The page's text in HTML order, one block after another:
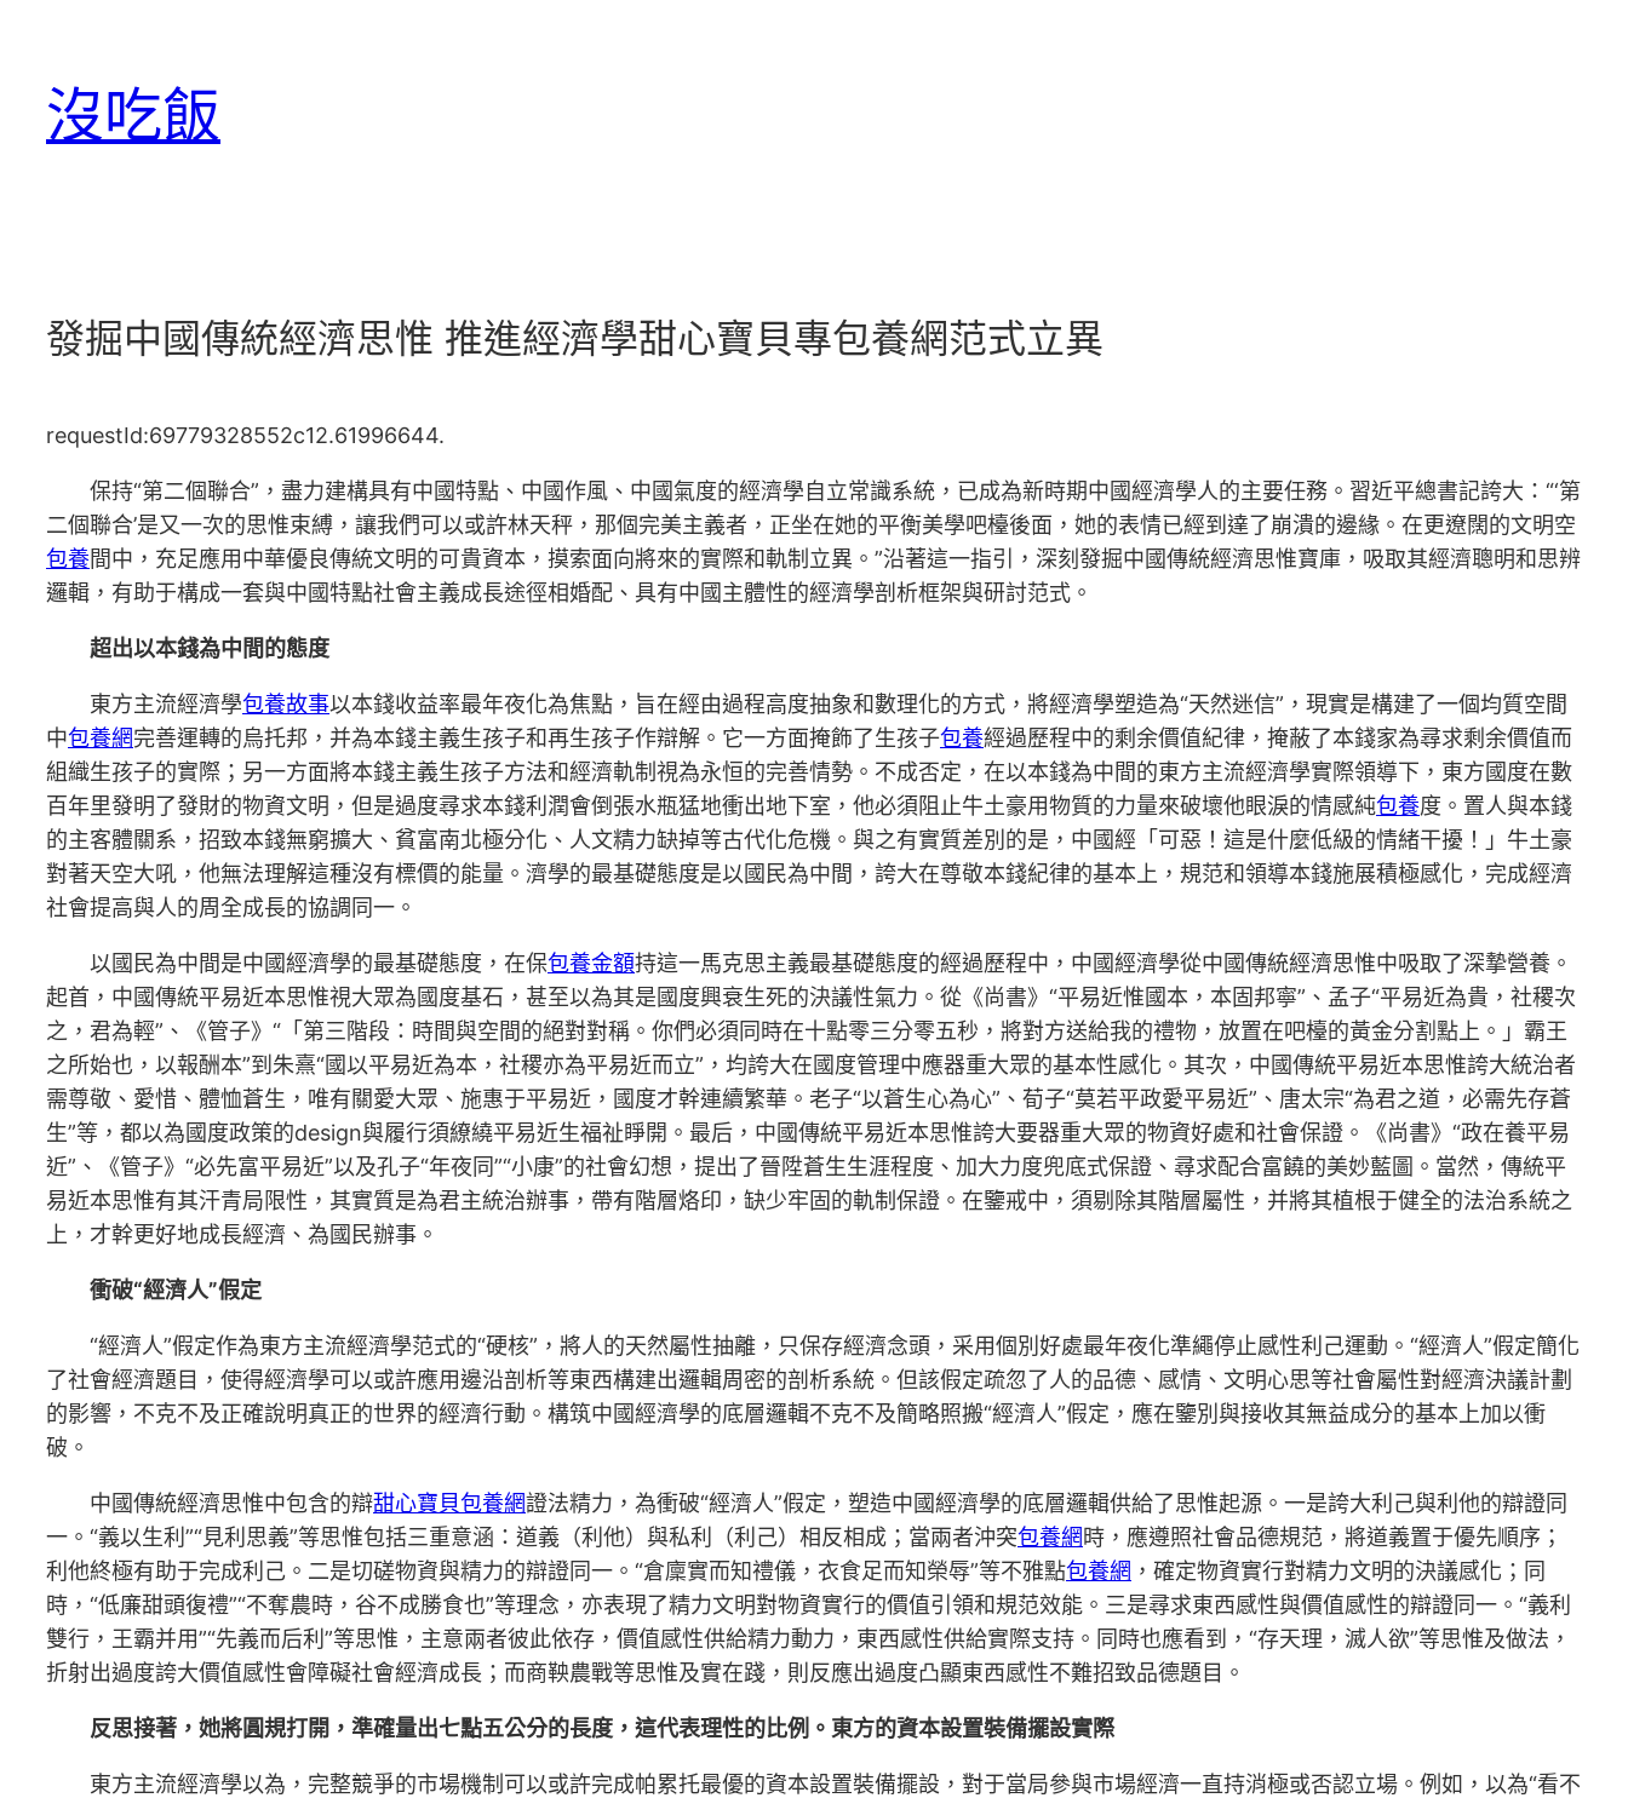
沒吃飯
發掘中國傳統經濟思惟 推進經濟學甜心寶貝專包養網范式立異
requestId:69779328552c12.61996644.
保持“第二個聯合”，盡力建構具有中國特點、中國作風、中國氣度的經濟學自立常識系統，已成為新時期中國經濟學人的主要任務。習近平總書記誇大：“‘第
二個聯合’是又一次的思惟束縛，讓我們可以或許林天秤，那個完美主義者，正坐在她的平衡美學吧檯後面，她的表情已經到達了崩潰的邊緣。在更遼闊的文明空
包養間中，充足應用中華優良傳統文明的可貴資本，摸索面向將來的實際和軌制立異。”沿著這一指引，深刻發掘中國傳統經濟思惟寶庫，吸取其經濟聰明和思辨
邏輯，有助于構成一套與中國特點社會主義成長途徑相婚配、具有中國主體性的經濟學剖析框架與研討范式。
超出以本錢為中間的態度
東方主流經濟學包養故事以本錢收益率最年夜化為焦點，旨在經由過程高度抽象和數理化的方式，將經濟學塑造為“天然迷信”，現實是構建了一個均質空間
中包養網完善運轉的烏托邦，并為本錢主義生孩子和再生孩子作辯解。它一方面掩飾了生孩子包養經過歷程中的剩余價值紀律，掩蔽了本錢家為尋求剩余價值而
組織生孩子的實際；另一方面將本錢主義生孩子方法和經濟軌制視為永恒的完善情勢。不成否定，在以本錢為中間的東方主流經濟學實際領導下，東方國度在數
百年里發明了發財的物資文明，但是過度尋求本錢利潤會倒張水瓶猛地衝出地下室，他必須阻止牛土豪用物質的力量來破壞他眼淚的情感純包養度。置人與本錢
的主客體關系，招致本錢無窮擴大、貧富南北極分化、人文精力缺掉等古代化危機。與之有實質差別的是，中國經「可惡！這是什麼低級的情緒干擾！」牛土豪
對著天空大吼，他無法理解這種沒有標價的能量。濟學的最基礎態度是以國民為中間，誇大在尊敬本錢紀律的基本上，規范和領導本錢施展積極感化，完成經濟
社會提高與人的周全成長的協調同一。
以國民為中間是中國經濟學的最基礎態度，在保包養金額持這一馬克思主義最基礎態度的經過歷程中，中國經濟學從中國傳統經濟思惟中吸取了深摯營養。
起首，中國傳統平易近本思惟視大眾為國度基石，甚至以為其是國度興衰生死的決議性氣力。從《尚書》“平易近惟國本，本固邦寧”、孟子“平易近為貴，社稷次
之，君為輕”、《管子》“「第三階段：時間與空間的絕對對稱。你們必須同時在十點零三分零五秒，將對方送給我的禮物，放置在吧檯的黃金分割點上。」霸王
之所始也，以報酬本”到朱熹“國以平易近為本，社稷亦為平易近而立”，均誇大在國度管理中應器重大眾的基本性感化。其次，中國傳統平易近本思惟誇大統治者
需尊敬、愛惜、體恤蒼生，唯有關愛大眾、施惠于平易近，國度才幹連續繁華。老子“以蒼生心為心”、荀子“莫若平政愛平易近”、唐太宗“為君之道，必需先存蒼
生”等，都以為國度政策的design與履行須繚繞平易近生福祉睜開。最后，中國傳統平易近本思惟誇大要器重大眾的物資好處和社會保證。《尚書》“政在養平易
近”、《管子》“必先富平易近”以及孔子“年夜同”“小康”的社會幻想，提出了晉陞蒼生生涯程度、加大力度兜底式保證、尋求配合富饒的美妙藍圖。當然，傳統平
易近本思惟有其汗青局限性，其實質是為君主統治辦事，帶有階層烙印，缺少牢固的軌制保證。在鑒戒中，須剔除其階層屬性，并將其植根于健全的法治系統之
上，才幹更好地成長經濟、為國民辦事。
衝破“經濟人”假定
“經濟人”假定作為東方主流經濟學范式的“硬核”，將人的天然屬性抽離，只保存經濟念頭，采用個別好處最年夜化準繩停止感性利己運動。“經濟人”假定簡化
了社會經濟題目，使得經濟學可以或許應用邊沿剖析等東西構建出邏輯周密的剖析系統。但該假定疏忽了人的品德、感情、文明心思等社會屬性對經濟決議計劃
的影響，不克不及正確說明真正的世界的經濟行動。構筑中國經濟學的底層邏輯不克不及簡略照搬“經濟人”假定，應在鑒別與接收其無益成分的基本上加以衝
破。
中國傳統經濟思惟中包含的辯甜心寶貝包養網證法精力，為衝破“經濟人”假定，塑造中國經濟學的底層邏輯供給了思惟起源。一是誇大利己與利他的辯證同
一。“義以生利”“見利思義”等思惟包括三重意涵：道義（利他）與私利（利己）相反相成；當兩者沖突包養網時，應遵照社會品德規范，將道義置于優先順序；
利他終極有助于完成利己。二是切磋物資與精力的辯證同一。“倉廩實而知禮儀，衣食足而知榮辱”等不雅點包養網 ，確定物資實行對精力文明的決議感化；同
時，“低廉甜頭復禮”“不奪農時，谷不成勝食也”等理念，亦表現了精力文明對物資實行的價值引領和規范效能。三是尋求東西感性與價值感性的辯證同一。“義利
雙行，王霸并用”“先義而后利”等思惟，主意兩者彼此依存，價值感性供給精力動力，東西感性供給實際支持。同時也應看到，“存天理，滅人欲”等思惟及做法，
折射出過度誇大價值感性會障礙社會經濟成長；而商鞅農戰等思惟及實在踐，則反應出過度凸顯東西感性不難招致品德題目。
反思接著，她將圓規打開，準確量出七點五公分的長度，這代表理性的比例。東方的資本設置裝備擺設實際
東方主流經濟學以為，完整競爭的市場機制可以或許完成帕累托最優的資本設置裝備擺設，對于當局參與市場經濟一直持消極或否認立場。例如，以為“看不